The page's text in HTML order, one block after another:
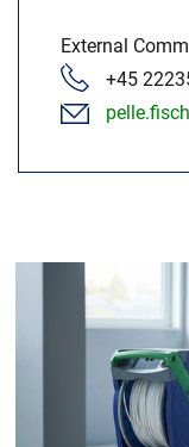
External
+45